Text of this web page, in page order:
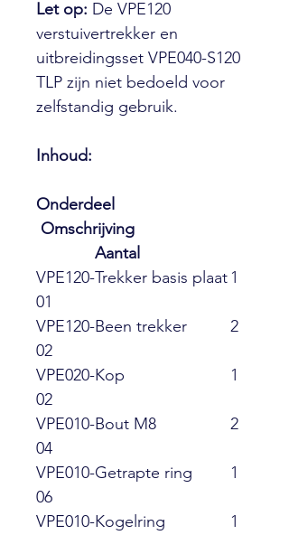
Let op: De VPE120
verstuivertrekker en
uitbreidingsset VPE040-S120
TLP zijn niet bedoeld voor
zelfstandig gebruik.
Inhoud:
Onderdeel
Omschrijving
Aantal
VPE120-
01
Trekker basis plaat 1
VPE120-
02
Been trekker 2
VPE020-
02
Kop 1
VPE010-
04
Bout M8 2
VPE010-
06
Getrapte ring 1
VPE010-Kogelring 1